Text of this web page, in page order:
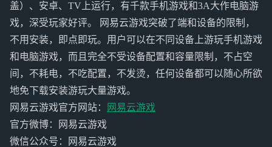
盖）、安卓、TV上运行，有千款手机游戏和3A大作电脑游
戏，深受玩家好评。 网易云游戏突破了端和设备的限制，
不用安装，即点即玩。用户可以在不同设备上游玩手机游戏
和电脑游戏，而且完全不受设备配置和容量限制，不占空
间，不耗电，不吃配置，不发烫，任何设备都可以随心所欲
地免下载安装游玩大量游戏。
网易云游戏官方网站：
网易云游戏
官方微博：网易云游戏
微信公众号：网易云游戏